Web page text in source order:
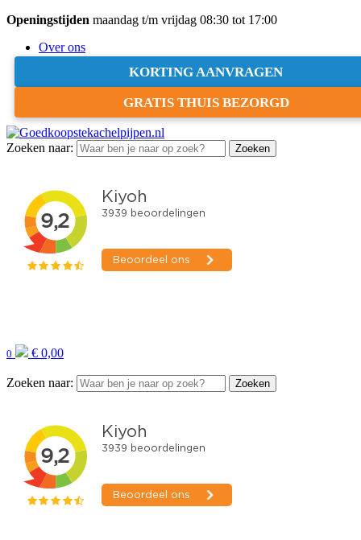
Openingstijden maandag t/m vrijdag 08:30 tot 17:00
Over ons
Blog
Zoeken naar: Zoeken
0 € 0,00
Zoeken naar: Zoeken
KORTING AANVRAGEN
GRATIS THUIS BEZORGD